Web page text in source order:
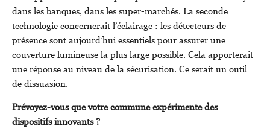
dans les banques, dans les super-marchés. La seconde
technologie concernerait l’éclairage : les détecteurs de
présence sont aujourd’hui essentiels pour assurer une
couverture lumineuse la plus large possible. Cela apporterait
une réponse au niveau de la sécurisation. Ce serait un outil
de dissuasion.
Prévoyez-vous que votre commune expérimente des
dispositifs innovants ?